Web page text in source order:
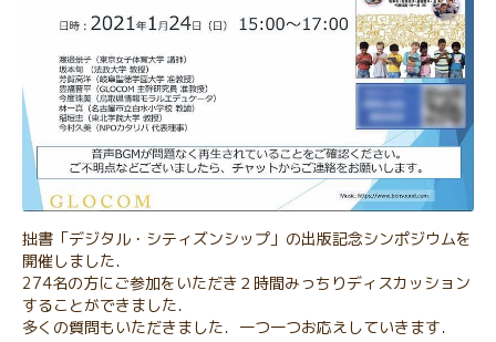
拙書「デジタル・シティズンシップ」の出版記念シンポジウムを
開催しました．
274名の方にご参加をいただき２時間みっちりディスカッション
することができました．
多くの質問もいただきました．一つ一つお応えしていきます．